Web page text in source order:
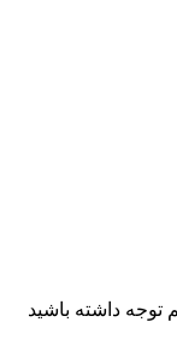
توجه داشته باشید